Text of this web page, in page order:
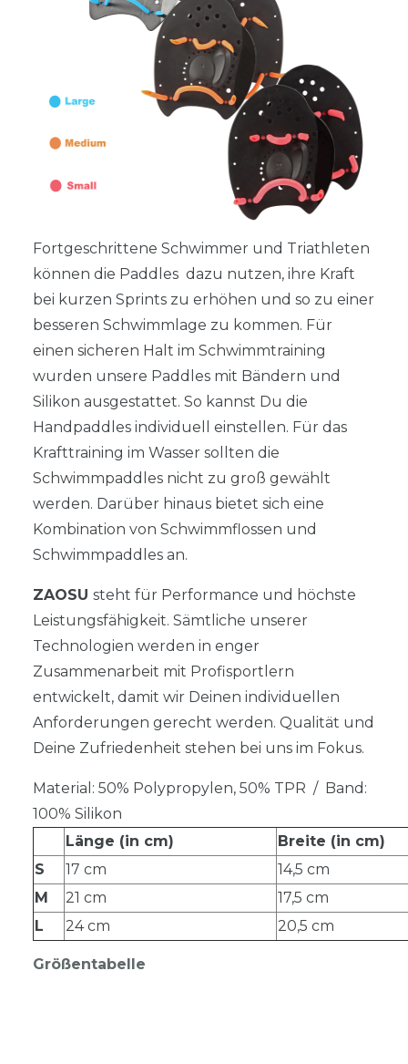
Fortgeschrittene Schwimmer und Triathleten
können die Paddles dazu nutzen, ihre Kraft
bei kurzen Sprints zu erhöhen und so zu einer
besseren Schwimmlage zu kommen. Für
einen sicheren Halt im Schwimmtraining
wurden unsere Paddles mit Bändern und
Silikon ausgestattet. So kannst Du die
Handpaddles individuell einstellen. Für das
Krafttraining im Wasser sollten die
Schwimmpaddles nicht zu groß gewählt
werden. Darüber hinaus bietet sich eine
Kombination von Schwimmflossen und
Schwimmpaddles an.
ZAOSU steht für Performance und höchste
Leistungsfähigkeit. Sämtliche unserer
Technologien werden in enger
Zusammenarbeit mit Profisportlern
entwickelt, damit wir Deinen individuellen
Anforderungen gerecht werden. Qualität und
Deine Zufriedenheit stehen bei uns im Fokus.
Material: 50% Polypropylen, 50% TPR / Band:
100% Silikon
Größentabelle
Länge (in cm)
Breite (in cm)
S
17 cm
14,5 cm
M
21 cm
17,5 cm
L
24 cm 20,5 cm